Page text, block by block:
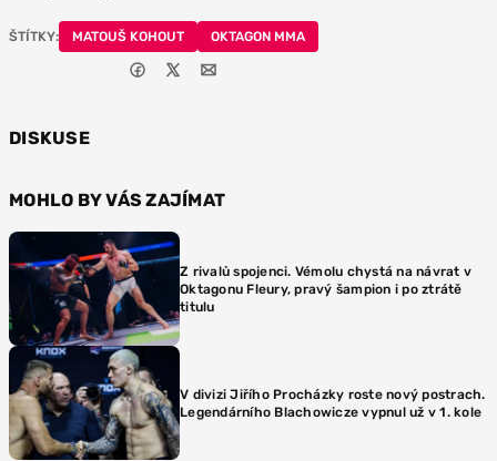
ŠTÍTKY: MATOUŠ KOHOUT OKTAGON MMA
DISKUSE
MOHLO BY VÁS ZAJÍMAT
Z rivalů spojenci. Vémolu chystá na návrat v
Oktagonu Fleury, pravý šampion i po ztrátě
titulu
V divizi Jiřího Procházky roste nový postrach.
Legendárního Blachowicze vypnul už v 1. kole